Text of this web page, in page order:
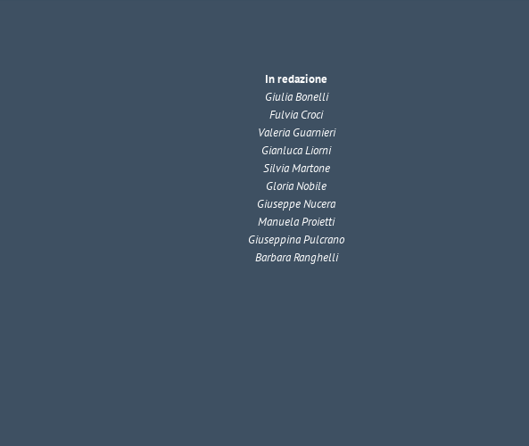
In redazione
Giulia Bonelli
Fulvia Croci
Valeria Guarnieri
Gianluca Liorni
Silvia Martone
Gloria Nobile
Giuseppe Nucera
Manuela Proietti
Giuseppina Pulcrano
Barbara Ranghelli